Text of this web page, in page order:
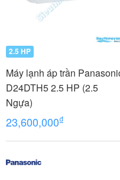
2.5 HP
Máy lạnh áp trần
D24DTH5 2.5 HP (2.5
Ngựa)
23,600,000₫